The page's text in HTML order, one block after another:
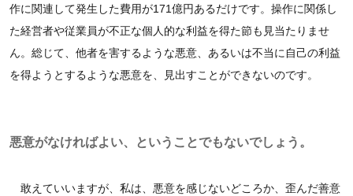
作に関連して発生した費用が171億円あるだけです。操作に関係し
た経営者や従業員が不正な個人的な利益を得た節も見当たりませ
ん。総じて、他者を害するような悪意、あるいは不当に自己の利益
を得ようとするような悪意を、見出すことができないのです。
悪意がなければよい、ということでもないでしょう。
敢えていいますが、私は、悪意を感じないどころか、歪んだ善意